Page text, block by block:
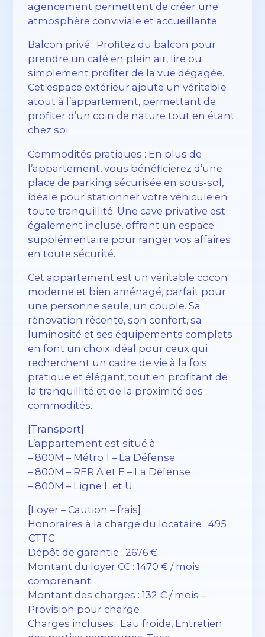
agencement permettent de créer une
atmosphère conviviale et accueillante.
Balcon privé : Profitez du balcon pour
prendre un café en plein air, lire ou
simplement profiter de la vue dégagée.
Cet espace extérieur ajoute un véritable
atout à l’appartement, permettant de
profiter d’un coin de nature tout en étant
chez soi.
Commodités pratiques : En plus de
l’appartement, vous bénéficierez d’une
place de parking sécurisée en sous-sol,
idéale pour stationner votre véhicule en
toute tranquillité. Une cave privative est
également incluse, offrant un espace
supplémentaire pour ranger vos affaires
en toute sécurité.
Cet appartement est un véritable cocon
moderne et bien aménagé, parfait pour
une personne seule, un couple. Sa
rénovation récente, son confort, sa
luminosité et ses équipements complets
en font un choix idéal pour ceux qui
recherchent un cadre de vie à la fois
pratique et élégant, tout en profitant de
la tranquillité et de la proximité des
commodités.
[Transport]
L’appartement est situé à :
– 800M – Métro 1 – La Défense
– 800M – RER A et E – La Défense
– 800M – Ligne L et U
[Loyer – Caution – frais]
Honoraires à la charge du locataire : 495
€TTC
Dépôt de garantie : 2676 €
Montant du loyer CC : 1470 € / mois
comprenant:
Montant des charges : 132 € / mois –
Provision pour charge
Charges incluses : Eau froide, Entretien